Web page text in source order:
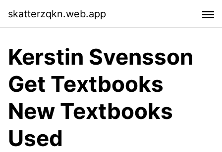
skatterzqkn.web.app
Kerstin Svensson
Get Textbooks
New Textbooks
Used